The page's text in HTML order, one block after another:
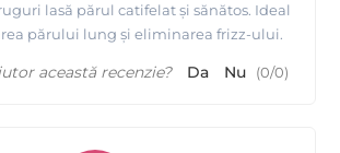
lasă părul catifelat și sănătos. Ideal
părului lung și eliminarea frizz-ului.
această recenzie? Da Nu (0/0)